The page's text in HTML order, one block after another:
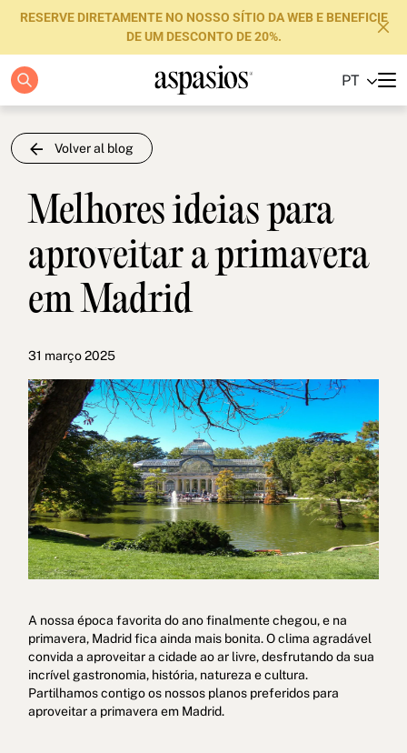
RESERVE DIRETAMENTE NO NOSSO SÍTIO DA WEB E BENEFICIE
DE UM DESCONTO DE 20%.
PT
Apartamentos
Boutique Hotels
Sobre nós
Blog
Investidores
Contacte-nos
Política de cookies Política de privacidade
Política de Privacidade nas Redes Sociais Aviso Legal
Termos e condições Canal de denúncias
Livro de Reclamações para Porto
Melhores ideias para
aproveitar a primavera
em Madrid
31 março 2025
A nossa época favorita do ano finalmente chegou, e na
primavera, Madrid fica ainda mais bonita. O clima agradável
convida a aproveitar a cidade ao ar livre, desfrutando da sua
incrível gastronomia, história, natureza e cultura.
Partilhamos contigo os nossos planos preferidos para
aproveitar a primavera em Madrid.
Volver al blog